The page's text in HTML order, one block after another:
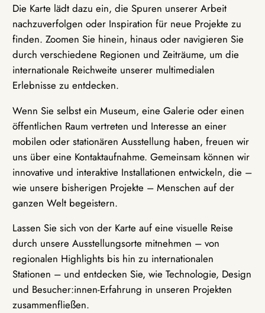
Die Karte lädt dazu ein, die Spuren unserer Arbeit
nachzuverfolgen oder Inspiration für neue Projekte zu
finden. Zoomen Sie hinein, hinaus oder navigieren Sie
durch verschiedene Regionen und Zeiträume, um die
internationale Reichweite unserer multimedialen
Erlebnisse zu entdecken.
Wenn Sie selbst ein Museum, eine Galerie oder einen
öffentlichen Raum vertreten und Interesse an einer
mobilen oder stationären Ausstellung haben, freuen wir
uns über eine Kontaktaufnahme. Gemeinsam können wir
innovative und interaktive Installationen entwickeln, die –
wie unsere bisherigen Projekte – Menschen auf der
ganzen Welt begeistern.
Lassen Sie sich von der Karte auf eine visuelle Reise
durch unsere Ausstellungsorte mitnehmen – von
regionalen Highlights bis hin zu internationalen
Stationen – und entdecken Sie, wie Technologie, Design
und Besucher:innen-Erfahrung in unseren Projekten
zusammenfließen.